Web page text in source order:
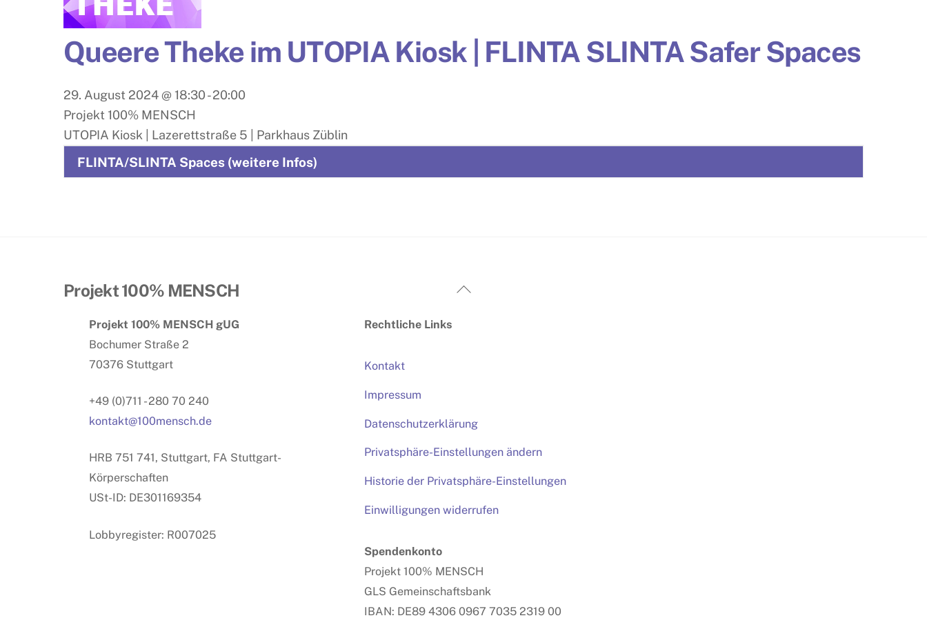
Queere Theke im UTOPIA Kiosk | FLINTA SLINTA Safer Spaces
29. August 2024 @ 18:30-20:00
Projekt 100% MENSCH
UTOPIA Kiosk | Lazerettstraße 5 | Parkhaus Züblin
FLINTA/SLINTA Spaces (weitere Infos)
Back
Projekt 100% MENSCH
Projekt 100% MENSCH gUG
Bochumer Straße 2
70376 Stuttgart
+49 (0)711 - 280 70 240
kontakt@100mensch.de
HRB 751 741, Stuttgart, FA Stuttgart-
Körperschaften
USt-ID: DE301169354
Lobbyregister: R007025
Rechtliche Links
Kontakt
Impressum
Datenschutzerklärung
Privatsphäre-Einstellungen ändern
Historie der Privatsphäre-Einstellungen
Einwilligungen widerrufen
Spendenkonto
Projekt 100% MENSCH
GLS Gemeinschaftsbank
IBAN: DE89 4306 0967 7035 2319 00